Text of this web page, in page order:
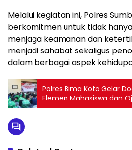
Melalui kegiatan ini, Polres
berkomitmen untuk tidak
menjaga keamanan dan
menjadi sahabat sekaligus
dalam berbagai aspek
Polres Bima Kota Gelar
Elemen Mahasiswa dan